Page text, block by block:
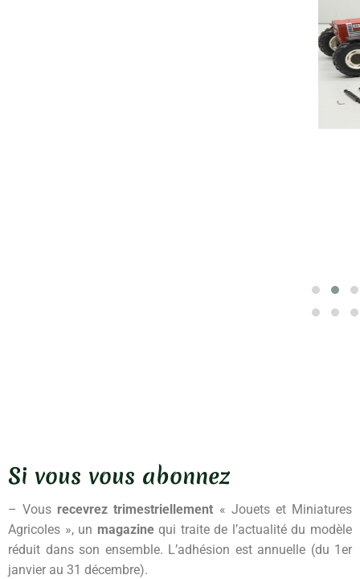
Si vous vous abonnez
– Vous recevrez trimestriellement « Jouets et Miniatures
Agricoles », un magazinequi traite de l’actualité du modèle
réduit dans son ensemble. L’adhésion est annuelle (du 1er
janvier au 31 décembre).